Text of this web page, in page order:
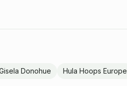
Donohue Hula Hoops Europe